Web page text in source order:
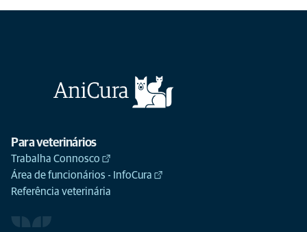
Para veterinários
Trabalha Connosco
Área de funcionários - InfoCura
Referência veterinária